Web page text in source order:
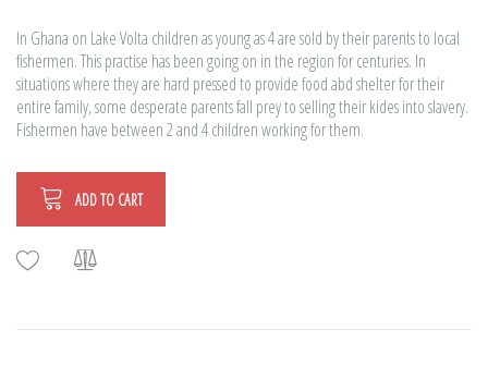
In Ghana on Lake Volta children as young as 4 are sold by their parents to local
fishermen. This practise has been going on in the region for centuries. In
situations where they are hard pressed to provide food abd shelter for their
entire family, some desperate parents fall prey to selling their kides into slavery.
Fishermen have between 2 and 4 children working for them.
ADD TO CART